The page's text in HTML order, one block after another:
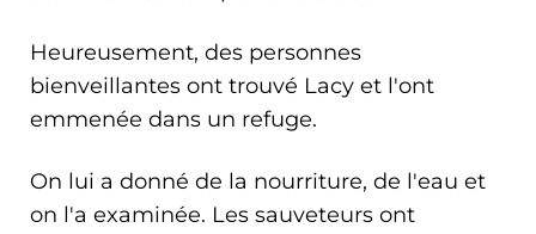
Heureusement, des personnes
bienveillantes ont trouvé Lacy et l'ont
emmenée dans un refuge.
On lui a donné de la nourriture, de l'eau et
on l'a examinée. Les sauveteurs ont